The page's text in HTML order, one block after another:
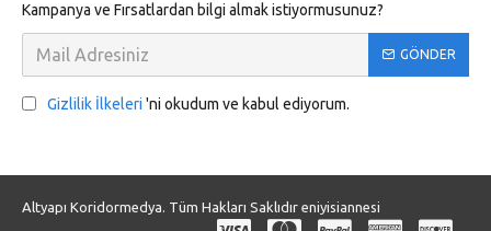
Kampanya ve Fırsatlardan bilgi almak istiyormusunuz?
GÖNDER
Gizlilik İlkeleri 'ni okudum ve kabul ediyorum.
Altyapı Koridormedya. Tüm Hakları Saklıdır eniyisiannesi